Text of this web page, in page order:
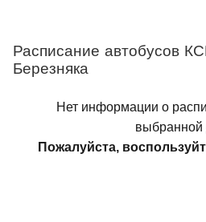
Расписание автобусов
Березняка
Нет информации о
выбранной
Пожалуйста,